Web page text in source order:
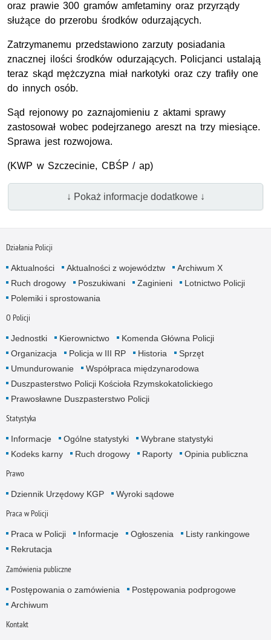
oraz prawie 300 gramów amfetaminy oraz przyrządy
służące do przerobu środków odurzających.
Zatrzymanemu przedstawiono zarzuty posiadania
znacznej ilości środków odurzających. Policjanci ustalają
teraz skąd mężczyzna miał narkotyki oraz czy trafiły one
do innych osób.
Sąd rejonowy po zaznajomieniu z aktami sprawy
zastosował wobec podejrzanego areszt na trzy miesiące.
Sprawa jest rozwojowa.
(KWP w Szczecinie, CBŚP / ap)
↓ Pokaż informacje dodatkowe ↓
Działania Policji
Aktualności Aktualności z województw
Archiwum X
Ruch drogowy
Poszukiwani Zaginieni
Lotnictwo Policji
Polemiki i sprostowania
O Policji
Jednostki Kierownictwo
Komenda Główna Policji
Organizacja
Policja w III RP Historia
Sprzęt
Umundurowanie
Współpraca międzynarodowa
Duszpasterstwo Policji Kościoła Rzymskokatolickiego
Prawosławne Duszpasterstwo Policji
Statystyka
Informacje Ogólne statystyki
Wybrane statystyki
Kodeks karny
Ruch drogowy Raporty Opinia publiczna
Prawo
Dziennik Urzędowy KGP Wyroki sądowe
Praca w Policji
Praca w Policji Informacje Ogłoszenia
Listy rankingowe
Rekrutacja
Zamówienia publiczne
Postępowania o zamówienia
Postępowania podprogowe
Archiwum
Kontakt